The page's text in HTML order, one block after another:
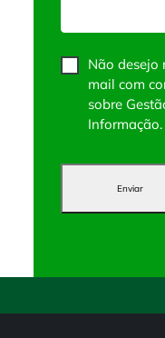
Não desejo
mail com
sobre
Informação.
Enviar